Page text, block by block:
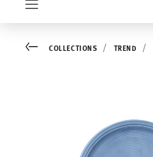
Go backCOLLECTIONS TREND